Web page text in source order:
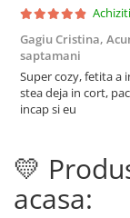
Gagiu Cristina,
saptamani
Super cozy, fetita a
stea deja in cort,
incap si eu
💛
acasa: